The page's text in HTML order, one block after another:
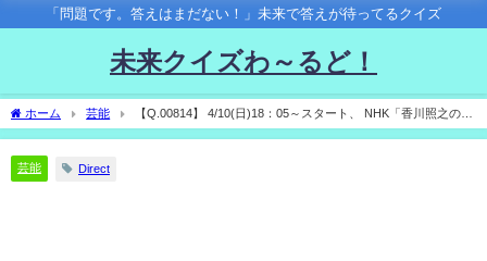
「問題です。答えはまだない！」未来で答えが待ってるクイズ
未来クイズわ～るど！
ホーム 芸能
【Q.00814】 4/10(日)18：05～スタート、 NHK「香川照之の昆
虫すごいＺ！」。 この日の放送でカマキリ先生がゲットするエゾゼミは？
芸能 Direct